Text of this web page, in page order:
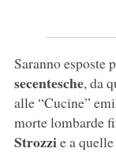
Saranno esposte
secentesche, da
alle “Cucine”
morte lombarde
Strozzie a quelle